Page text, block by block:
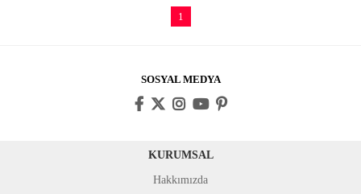
1
SOSYAL MEDYA
KURUMSAL
Hakkımızda